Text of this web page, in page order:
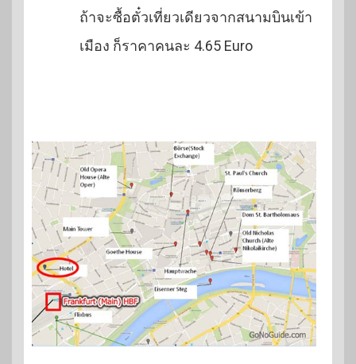
ถ้าจะซื้อตั๋วเที่ยวเดียวจากสนามบินเข้า
เมือง ก็ราคาคนละ 4.65 Euro